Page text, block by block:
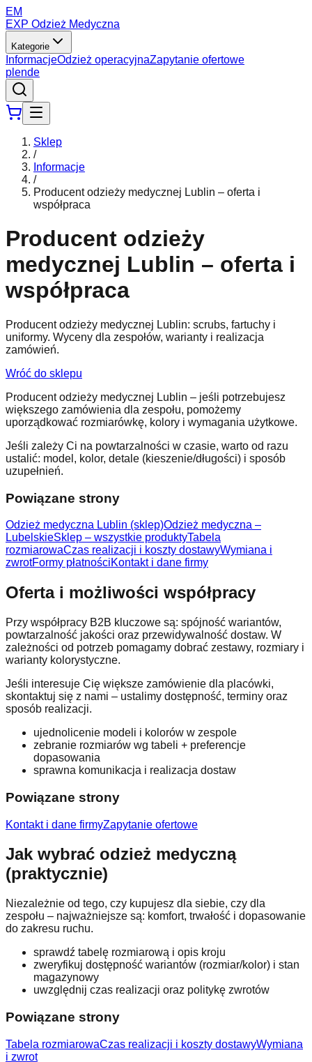
EM
EXP Odzież Medyczna
Kategorie
InformacjeOdzież operacyjnaZapytanie ofertowe
pl ende
Sklep
/
Informacje
/
Producent odzieży medycznej Lublin – oferta i
współpraca
Producent odzieży
medycznej Lublin – oferta i
współpraca
Producent odzieży medycznej Lublin: scrubs, fartuchy i
uniformy. Wyceny dla zespołów, warianty i realizacja
zamówień.
Wróć do sklepu
Producent odzieży medycznej Lublin – jeśli potrzebujesz
większego zamówienia dla zespołu, pomożemy
uporządkować rozmiarówkę, kolory i wymagania użytkowe.
Jeśli zależy Ci na powtarzalności w czasie, warto od razu
ustalić: model, kolor, detale (kieszenie/długości) i sposób
uzupełnień.
Powiązane strony
Odzież medyczna Lublin (sklep)Odzież medyczna –
LubelskieSklep – wszystkie produktyTabela
rozmiarowaCzas realizacji i koszty dostawyWymiana i
zwrotFormy płatnościKontakt i dane firmy
Oferta i możliwości współpracy
Przy współpracy B2B kluczowe są: spójność wariantów,
powtarzalność jakości oraz przewidywalność dostaw. W
zależności od potrzeb pomagamy dobrać zestawy, rozmiary i
warianty kolorystyczne.
Jeśli interesuje Cię większe zamówienie dla placówki,
skontaktuj się z nami – ustalimy dostępność, terminy oraz
sposób realizacji.
ujednolicenie modeli i kolorów w zespole
zebranie rozmiarów wg tabeli + preferencje
dopasowania
sprawna komunikacja i realizacja dostaw
Powiązane strony
Kontakt i dane firmyZapytanie ofertowe
Jak wybrać odzież medyczną
(praktycznie)
Niezależnie od tego, czy kupujesz dla siebie, czy dla
zespołu – najważniejsze są: komfort, trwałość i dopasowanie
do zakresu ruchu.
sprawdź tabelę rozmiarową i opis kroju
zweryfikuj dostępność wariantów (rozmiar/kolor) i stan
magazynowy
uwzględnij czas realizacji oraz politykę zwrotów
Powiązane strony
Tabela rozmiarowaCzas realizacji i koszty dostawyWymiana
i zwrot